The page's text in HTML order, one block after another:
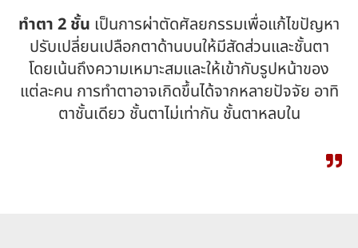
ทำตา 2 ชั้น เป็นการผ่าตัดศัลยกรรมเพื่อแก้ไขปัญหา
ปรับเปลี่ยนเปลือกตาด้านบนให้มีสัดส่วนและชั้นตา
โดยเน้นถึงความเหมาะสมและให้เข้ากับรูปหน้าของ
แต่ละคน การทำตาอาจเกิดขึ้นได้จากหลายปัจจัย อาทิ
ตาชั้นเดียว ชั้นตาไม่เท่ากัน ชั้นตาหลบใน